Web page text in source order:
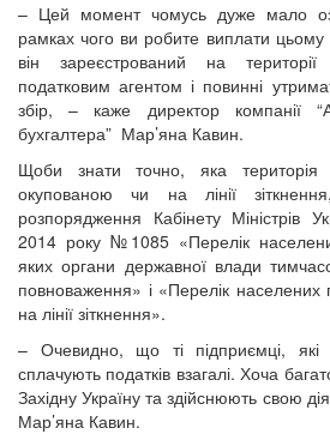
– Цей момент чомусь дуже мало
рамках чого ви робите виплати
він зареєстрований на
податковим агентом і повинні
збір, – каже директор компанії
бухгалтера” Мар’яна Кавин.
Щоби знати точно, яка територія
окупованою чи на лінії
розпорядження Кабінету Міністрів
2014 року №1085 «Перелік
яких органи державної влади
повноваження» і «Перелік населених
на лінії зіткнення».
– Очевидно, що ті підприємці, які
сплачують податків взагалі. Хоча
Західну Україну та здійснюють свою
Мар’яна Кавин.